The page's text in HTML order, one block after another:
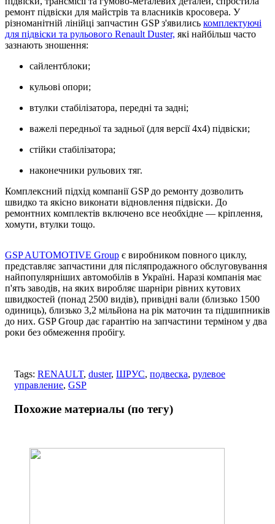
ремонт підвіски для майстрів та власників кросовера. У
різноманітній лінійці запчастин GSP з'явились комплектуючі
для підвіски та рульового Renault Duster, які найбільш часто
зазнають зношення:
сайлентблоки;
кульові опори;
втулки стабілізатора, передні та задні;
важелі передньої та задньої (для версії 4х4) підвіски;
стійки стабілізатора;
наконечники рульових тяг.
Комплексний підхід компанії GSP до ремонту дозволить
швидко та якісно виконати відновлення підвіски. До
ремонтних комплектів включено все необхідне — кріплення,
хомути, втулки тощо.
GSP AUTOMOTIVE Group є виробником повного циклу,
представляє запчастини для післяпродажного обслуговування
найпопулярніших автомобілів в Україні. Наразі компанія має
п'ять заводів, на яких виробляє шарніри рівних кутових
швидкостей (понад 2500 видів), привідні вали (близько 1500
одиниць), близько 3,2 мільйона на рік маточин та підшипників
до них. GSP Group дає гарантію на запчастини терміном у два
роки без обмеження пробігу.
Tags: RENAULT, duster, ШРУС, подвеска, рулевое
управление, GSP
Похожие материалы (по тегу)